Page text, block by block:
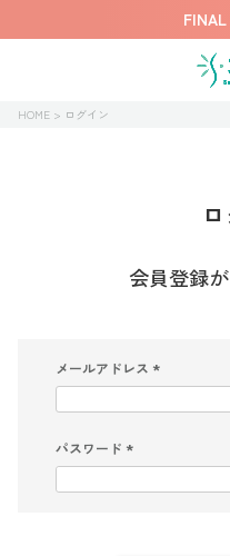
HOME ログイン
会員登録
メールアドレス
(
パスワード
(